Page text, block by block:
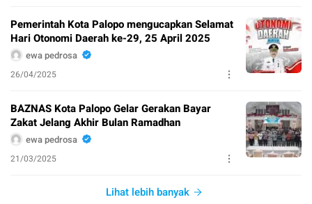
Pemerintah Kota Palopo mengucapkan Selamat
Hari Otonomi Daerah ke-29, 25 April 2025
ewa pedrosa
26/04/2025
BAZNAS Kota Palopo Gelar Gerakan Bayar
Zakat Jelang Akhir Bulan Ramadhan
ewa pedrosa
21/03/2025
Lihat lebih banyak